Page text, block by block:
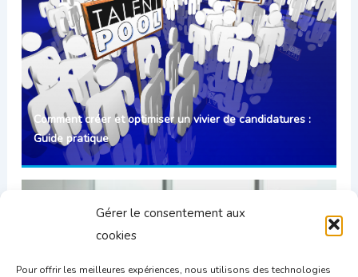
Gérer le consentement aux
cookies
Pour offrir les meilleures expériences, nous utilisons des technologies
Comment créer et optimiser un vivier de candidatures :
Guide pratique